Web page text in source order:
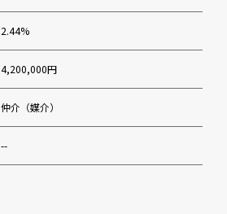
2.44%
4,200,000円
仲介（媒介）
--